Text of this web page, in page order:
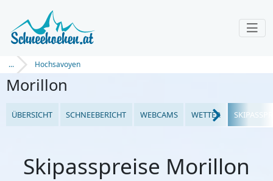
... Hochsavoyen
Morillon
ÜBERSICHT SCHNEEBERICHT WEBCAMS WETTER
Skipasspreise Morillon